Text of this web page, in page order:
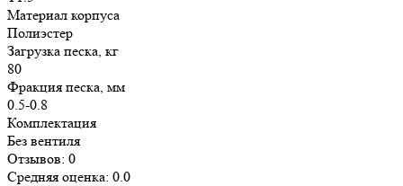
Материал корпуса
Полиэстер
Загрузка песка, кг
80
Фракция песка, мм
0.5-0.8
Комплектация
Без вентиля
Отзывов: 0
Средняя оценка: 0.0